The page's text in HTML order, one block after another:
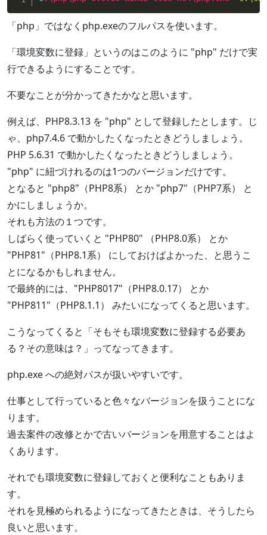
「php」ではなくphp.exeのフルパスを使います。
「環境変数に登録」というのはこのように "php" だけで実
行できるようにすることです。
不要なことが分かってきたかなと思います。
例えば、PHP8.3.13 を "php" として登録したとします。じ
ゃ、php7.4.6 で動かしたくなったときどうしましょう。
PHP 5.6.31 で動かしたくなったときどうしましょう。
"php" に紐づけれるのは1つのバージョンだけです。
となると "php8"（PHP8系） とか "php7"（PHP7系） と
かにしましょうか。
それも方法の１つです。
しばらく使っていくと "PHP80" （PHP8.0系） とか
"PHP81"（PHP8.1系） にしておけばよかった、と思うこ
とになるかもしれません。
で最終的には、"PHP8017"（PHP8.0.17） とか
"PHP811"（PHP8.1.1） みたいになってくると思います。
こうなってくると「そもそも環境変数に登録する必要あ
る？その意味は？」ってなってきます。
php.exe への絶対パスが扱いやすいです。
仕事として行っていると色々なバージョンを扱うことにな
ります。
過去案件の改修とかで古いバージョンを用意することはよ
くあります。
それでも環境変数に登録しておくと便利なこともありま
す。
それを見極められるようになってきたときは、そうしたら
良いと思います。